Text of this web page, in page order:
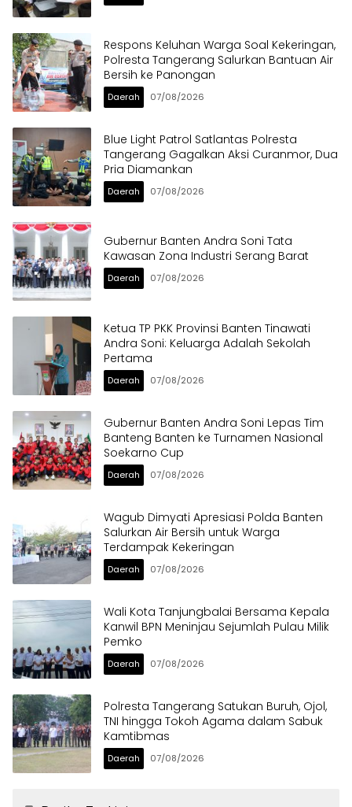
Respons Keluhan Warga Soal Kekeringan,
Polresta Tangerang Salurkan Bantuan Air
Bersih ke Panongan
Daerah 07/08/2026
Blue Light Patrol Satlantas Polresta
Tangerang Gagalkan Aksi Curanmor, Dua
Pria Diamankan
Daerah 07/08/2026
Gubernur Banten Andra Soni Tata
Kawasan Zona Industri Serang Barat
Daerah 07/08/2026
Ketua TP PKK Provinsi Banten Tinawati
Andra Soni: Keluarga Adalah Sekolah
Pertama
Daerah 07/08/2026
Gubernur Banten Andra Soni Lepas Tim
Banteng Banten ke Turnamen Nasional
Soekarno Cup
Daerah 07/08/2026
Wagub Dimyati Apresiasi Polda Banten
Salurkan Air Bersih untuk Warga
Terdampak Kekeringan
Daerah 07/08/2026
Wali Kota Tanjungbalai Bersama Kepala
Kanwil BPN Meninjau Sejumlah Pulau Milik
Pemko
Daerah 07/08/2026
Polresta Tangerang Satukan Buruh, Ojol,
TNI hingga Tokoh Agama dalam Sabuk
Kamtibmas
Daerah 07/08/2026